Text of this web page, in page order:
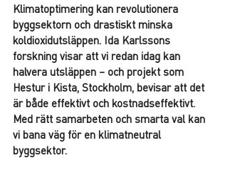
Klimatoptimering kan revolutionera
byggsektorn och drastiskt minska
koldioxidutsläppen. Ida Karlssons
forskning visar att vi redan idag kan
halvera utsläppen – och projekt som
Hestur i Kista, Stockholm, bevisar att det
är både effektivt och kostnadseffektivt.
Med rätt samarbeten och smarta val kan
vi bana väg för en klimatneutral
byggsektor.